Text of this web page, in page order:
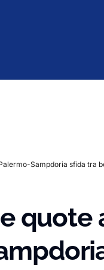
Sampdoria sfida tra
quote